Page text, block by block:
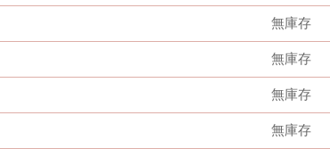
無庫存
無庫存
無庫存
無庫存